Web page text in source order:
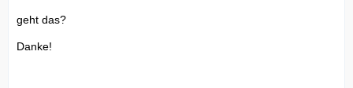
geht das?
Danke!